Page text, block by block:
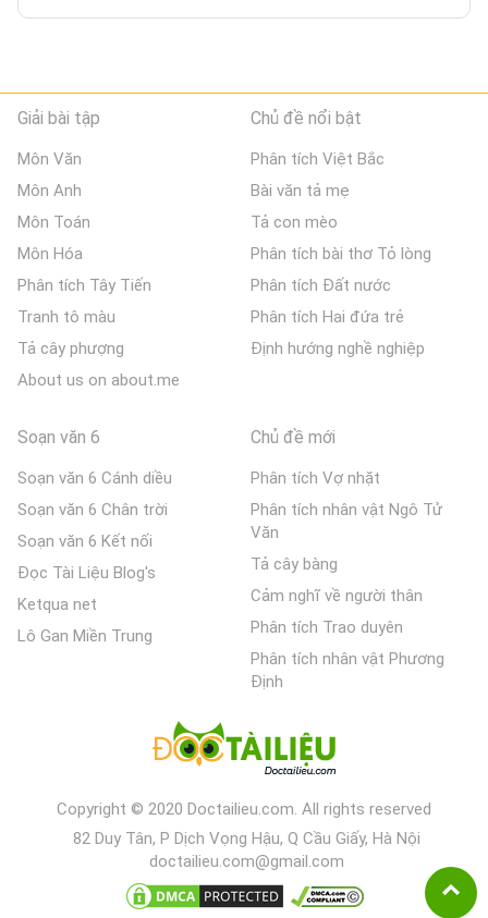
Giải bài tập
Môn Văn
Môn Anh
Môn Toán
Môn Hóa
Phân tích Tây Tiến
Tranh tô màu
Tả cây phượng
About us on about.me
Chủ đề nổi bật
Phân tích Việt Bắc
Bài văn tả mẹ
Tả con mèo
Phân tích bài thơ Tỏ lòng
Phân tích Đất nước
Phân tích Hai đứa trẻ
Định hướng nghề nghiệp
Soạn văn 6
Soạn văn 6 Cánh diều
Soạn văn 6 Chân trời
Soạn văn 6 Kết nối
Đọc Tài Liệu Blog's
Ketqua net
Lô Gan Miền Trung
Chủ đề mới
Phân tích Vợ nhặt
Phân tích nhân vật Ngô Tử
Văn
Tả cây bàng
Cảm nghĩ về người thân
Phân tích Trao duyên
Phân tích nhân vật Phương
Định
Copyright © 2020 Doctailieu.com. All rights reserved
82 Duy Tân, P Dịch Vọng Hậu, Q Cầu Giấy, Hà Nội
doctailieu.com@gmail.com